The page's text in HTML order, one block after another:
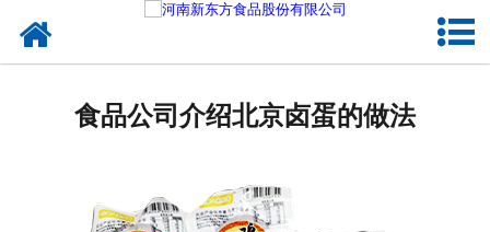
食品公司介绍北京卤蛋的做法